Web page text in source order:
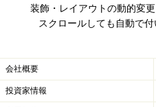
装飾・レイアウトの動的変
スクロールしても自動で
会社概要
投資家情報